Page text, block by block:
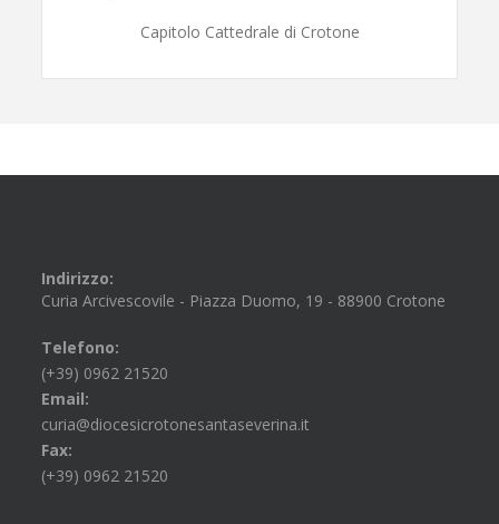
Capitolo Cattedrale di Crotone
Indirizzo:
Curia Arcivescovile - Piazza Duomo, 19 - 88900 Crotone
Telefono:
(+39) 0962 21520
Email:
curia@diocesicrotonesantaseverina.it
Fax:
(+39) 0962 21520